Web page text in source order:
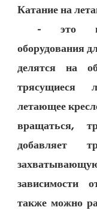
оборудования
делятся на
трясущиеся
летающее
вращаться,
добавляет
зависимости
также можно